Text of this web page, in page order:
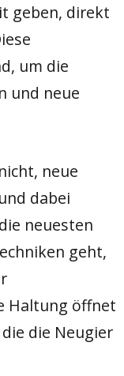
geben, direkt
um die
und neue
neue
dabei
neuesten
geht,
Haltung öffnet
die Neugier